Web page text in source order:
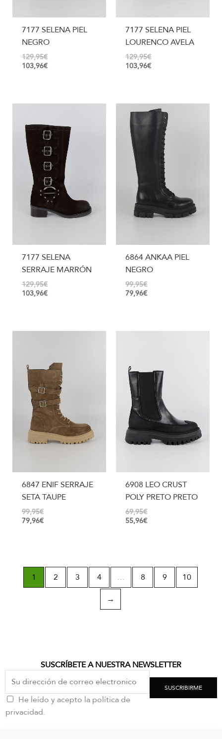
7177 SELENA PIEL
NEGRO
129,95€
103,96€
7177 SELENA PIEL
LOURENCO AVELA
129,95€
103,96€
7177 SELENA
SERRAJE MARRÓN
129,95€
103,96€
6864 ANKAA PIEL
NEGRO
99,95€
79,96€
6847 ENIF SERRAJE
SETA TAUPE
99,95€
79,96€
6908 LEO CRUST
POLY PRETO PRETO
69,95€
55,96€
1 2 3 4 … 8 9
10
→
SUSCRÍBETE A NUESTRA NEWSLETTER
He leído y acepto la política de
privacidad.
SUSCRIBIRME